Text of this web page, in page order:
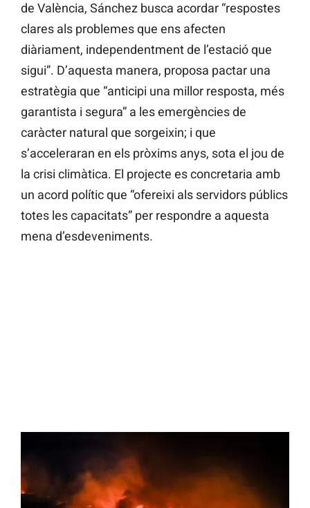
de València, Sánchez busca acordar “respostes
clares als problemes que ens afecten
diàriament, independentment de l’estació que
sigui”. D’aquesta manera, proposa pactar una
estratègia que “anticipi una millor resposta, més
garantista i segura” a les emergències de
caràcter natural que sorgeixin; i que
s’acceleraran en els pròxims anys, sota el jou de
la crisi climàtica. El projecte es concretaria amb
un acord polític que “ofereixi als servidors públics
totes les capacitats” per respondre a aquesta
mena d’esdeveniments.